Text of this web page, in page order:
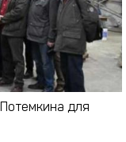
для